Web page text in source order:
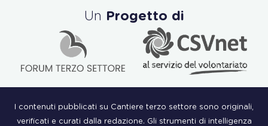
Un Progetto di
I contenuti pubblicati su Cantiere terzo settore sono originali,
verificati e curati dalla redazione. Gli strumenti di intelligenza